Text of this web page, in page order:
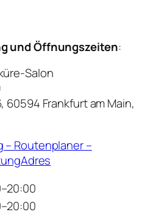
und Öffnungszeiten:
Salon
60594 Frankfurt am Main,
Routenplaner –